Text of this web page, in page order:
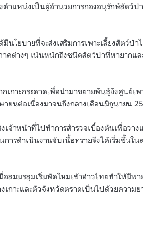
ำแหน่งเป็นผู้อำนวยการกองอนุรักษ์สัตว์ป่
นโยบายที่จะส่งเสริมการเพาะเลี้ยงสัตว์ป่
คต่างๆ เน้นหนักถึงชนิดสัตว์ป่าที่หายากแ
เกาะกระดาดเพื่อนำมาขยายพันธุ์ยังศูนย์เพ
ายนต่อเนื่องมาจนถึงกลางเดือนมิถุนายน
จ้าหน้าที่ไปทำการสำรวจเบื้องต้นเพื่อวาง
ารดำเนินงานจับเนื้อทรายจึงได้เริ่มขึ้นใ
อลมมรสุมเริ่มพัดโหมเข้าอ่าวไทยทำให้มีพ
กาะและตัวจังหวัดตราดเป็นไปด้วยความย